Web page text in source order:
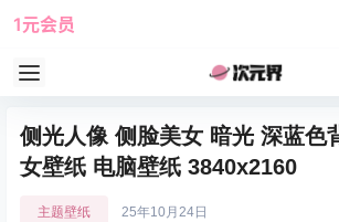
1元会员
侧光人像 侧脸美女 暗光 深蓝色
女壁纸 电脑壁纸 3840x2160
主题壁纸 25年10月24日